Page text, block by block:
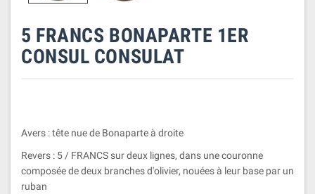
5 FRANCS BONAPARTE 1ER
CONSUL CONSULAT
Avers : tête nue de Bonaparte à droite
Revers : 5 / FRANCS sur deux lignes, dans une couronne
composée de deux branches d'olivier, nouées à leur base par un
ruban